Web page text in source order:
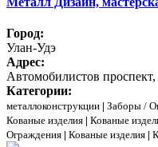
Город:
Улан-Удэ
Адрес:
Автомобилистов проспект,
Категории:
металлоконструкции | Заборы /
Кованые изделия | Кованые
Ограждения | Кованые изделия |